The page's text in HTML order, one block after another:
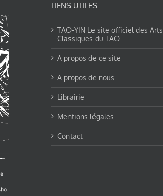
LIENS UTILES
TAO-YIN Le site officiel des Arts
Classiques du TAO
A propos de ce site
A propos de nous
Librairie
Mentions légales
Contact